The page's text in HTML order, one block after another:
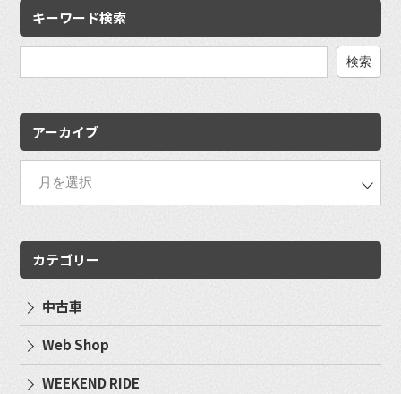
キーワード検索
アーカイブ
カテゴリー
中古車
Web Shop
WEEKEND RIDE